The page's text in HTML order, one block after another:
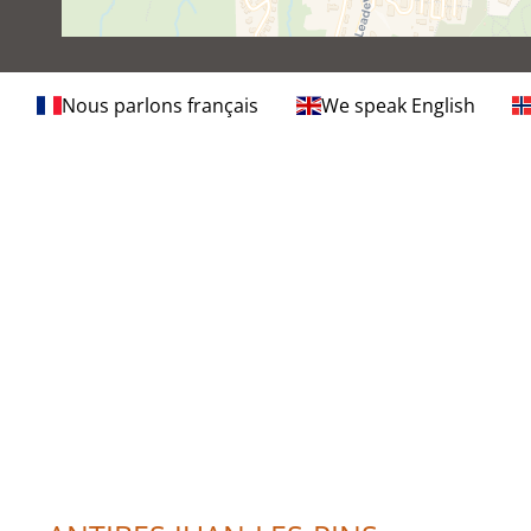
Nous parlons français We speak English